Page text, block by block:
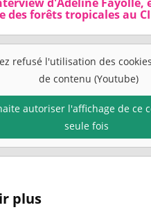
plus
d'Adeline Fayolle,
des forêts tropicales au
refusé l'utilisation des
de contenu (Youtube)
autoriser l'affichage de ce
seule fois